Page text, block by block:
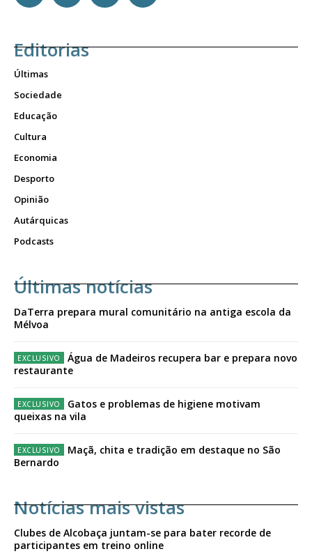
Editorias
Últimas
Sociedade
Educação
Cultura
Economia
Desporto
Opinião
Autárquicas
Podcasts
Últimas notícias
DaTerra prepara mural comunitário na antiga escola da
Mélvoa
Água de Madeiros recupera bar e prepara novo
restaurante
Gatos e problemas de higiene motivam
queixas na vila
Maçã, chita e tradição em destaque no São
Bernardo
Notícias mais vistas
Clubes de Alcobaça juntam-se para bater recorde de
participantes em treino online